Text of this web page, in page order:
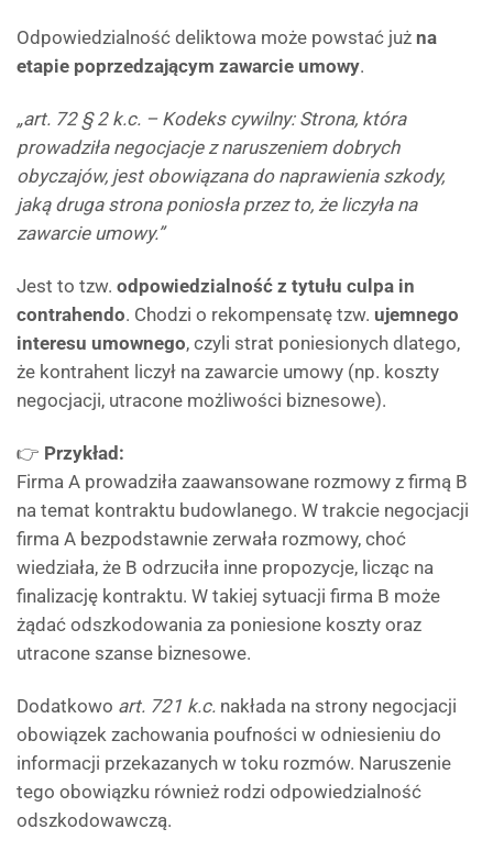
Odpowiedzialność deliktowa może powstać już na
etapie poprzedzającym zawarcie umowy.
„art. 72 § 2 k.c. – Kodeks cywilny: Strona, która
prowadziła negocjacje z naruszeniem dobrych
obyczajów, jest obowiązana do naprawienia szkody,
jaką druga strona poniosła przez to, że liczyła na
zawarcie umowy.”
Jest to tzw. odpowiedzialność z tytułu culpa in
contrahendo. Chodzi o rekompensatę tzw. ujemnego
interesu umownego, czyli strat poniesionych dlatego,
że kontrahent liczył na zawarcie umowy (np. koszty
negocjacji, utracone możliwości biznesowe).
👉 Przykład:
Firma A prowadziła zaawansowane rozmowy z firmą B
na temat kontraktu budowlanego. W trakcie negocjacji
firma A bezpodstawnie zerwała rozmowy, choć
wiedziała, że B odrzuciła inne propozycje, licząc na
finalizację kontraktu. W takiej sytuacji firma B może
żądać odszkodowania za poniesione koszty oraz
utracone szanse biznesowe.
Dodatkowo art. 721 k.c. nakłada na strony negocjacji
obowiązek zachowania poufności w odniesieniu do
informacji przekazanych w toku rozmów. Naruszenie
tego obowiązku również rodzi odpowiedzialność
odszkodowawczą.